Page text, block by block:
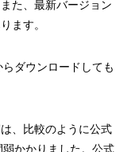
た、最新バージョン
ます。
ダウンロードしても
、比較のように公式
かかりました。公式